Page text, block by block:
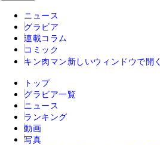
ニュース
グラビア
連載コラム
コミック
キン肉マン 新しいウィンドウで開く
トップ
グラビア一覧
ニュース
ランキング
動画
写真